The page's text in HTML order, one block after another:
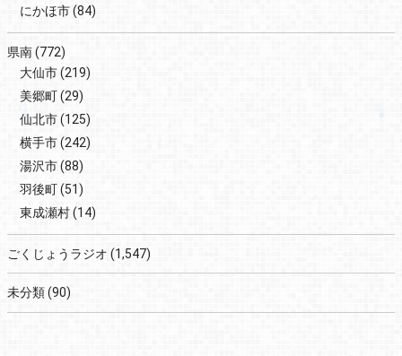
にかほ市(84)
県南(772)
大仙市(219)
美郷町(29)
仙北市(125)
横手市(242)
湯沢市(88)
羽後町(51)
東成瀬村(14)
ごくじょうラジオ (1,547)
未分類(90)